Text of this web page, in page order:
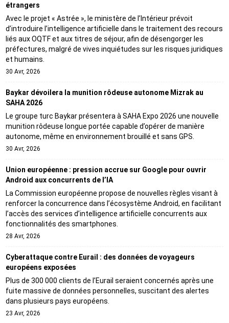
étrangers
Avec le projet « Astrée », le ministère de l’Intérieur prévoit
d’introduire l’intelligence artificielle dans le traitement des recours
liés aux OQTF et aux titres de séjour, afin de désengorger les
préfectures, malgré de vives inquiétudes sur les risques juridiques
et humains.
30 Avr, 2026
Baykar dévoilera la munition rôdeuse autonome Mizrak au
SAHA 2026
Le groupe turc Baykar présentera à SAHA Expo 2026 une nouvelle
munition rôdeuse longue portée capable d’opérer de manière
autonome, même en environnement brouillé et sans GPS.
30 Avr, 2026
Union européenne : pression accrue sur Google pour ouvrir
Android aux concurrents de l’IA
La Commission européenne propose de nouvelles règles visant à
renforcer la concurrence dans l’écosystème Android, en facilitant
l’accès des services d’intelligence artificielle concurrents aux
fonctionnalités des smartphones.
28 Avr, 2026
Cyberattaque contre Eurail : des données de voyageurs
européens exposées
Plus de 300 000 clients de l’Eurail seraient concernés après une
fuite massive de données personnelles, suscitant des alertes
dans plusieurs pays européens.
23 Avr, 2026